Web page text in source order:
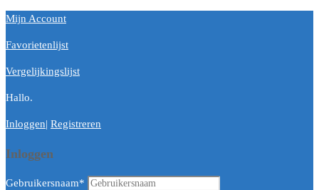
Mijn Account
Favorietenlijst
Vergelijkingslijst
Hallo.
Inloggen| Registreren
Inloggen
Gebruikersnaam*